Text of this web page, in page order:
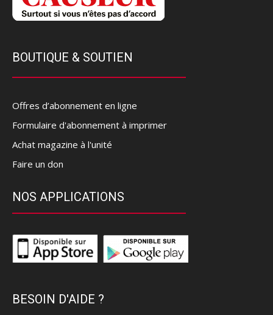
BOUTIQUE & SOUTIEN
Offres d’abonnement en ligne
Formulaire d'abonnement à imprimer
Achat magazine à l'unité
Faire un don
NOS APPLICATIONS
BESOIN D'AIDE ?